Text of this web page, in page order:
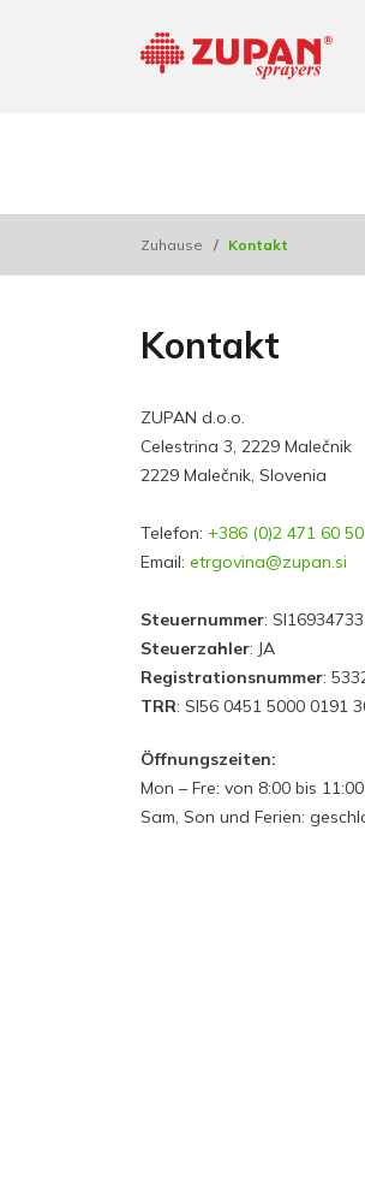
Zuhause / Kontakt
Kontakt
ZUPAN d.o.o.
Celestrina 3, 2229 Malečnik
2229 Malečnik, Slovenia
Telefon: +386 (0)2 471 60 50
Email: etrgovina@zupan.si
Steuernummer: SI16934733
Steuerzahler: JA
Registrationsnummer:
TRR: SI56 0451 5000 0191
Öffnungszeiten:
Mon – Fre: von 8:00 bis
Sam, Son und Ferien: